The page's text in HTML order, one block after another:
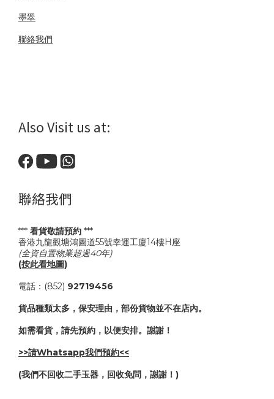
墨翠
聯絡我們
Also Visit us at:
聯絡我們
*** 看貨敬請預約 ***
香港九龍觀塘鴻圖道55號幸運工廈14樓H座
(全資自置物業超過40年)
(按此看地圖)
電話：(852) 92719456
貨品種類太多，保安理由，部份貨物並不在店內。
如需看貨，請先預約，以便安排。謝謝！
>>請Whatsapp我們預約<<
(我們不回收二手玉器，回收免問，謝謝！)